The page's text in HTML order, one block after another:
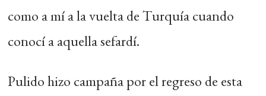
como a mí a la vuelta de Turquía cuando
conocí a aquella sefardí.
Pulido hizo campaña por el regreso de esta